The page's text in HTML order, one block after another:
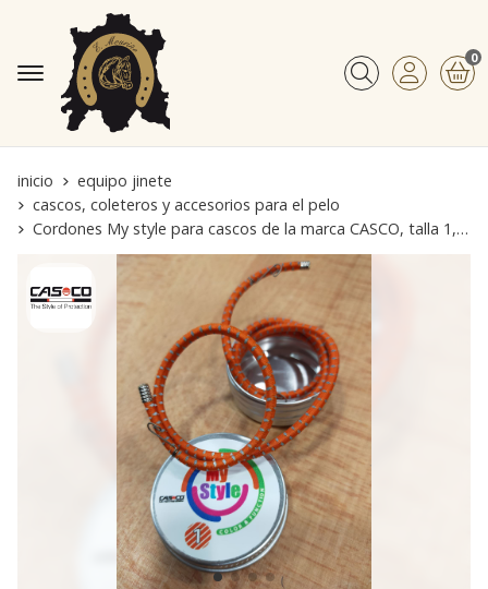
Buscar
0
inicio
equipo jinete
cascos, coleteros y accesorios para el pelo
Cordones My style para cascos de la marca CASCO, talla 1, color naranja con puntitos reflectantes